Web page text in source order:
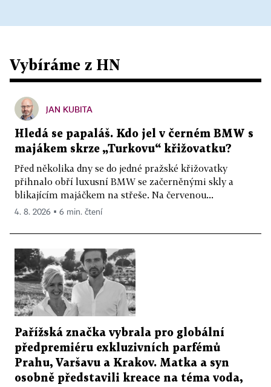
Vybíráme z HN
JAN KUBITA
Hledá se papaláš. Kdo jel v černém BMW s
majákem skrze „Turkovu“ křižovatku?
Před několika dny se do jedné pražské křižovatky
přihnalo obří luxusní BMW se začerněnými skly a
blikajícím majáčkem na střeše. Na červenou...
4. 8. 2026 ▪ 6 min. čtení
Pařížská značka vybrala pro globální
předpremiéru exkluzivních parfémů
Prahu, Varšavu a Krakov. Matka a syn
osobně představili kreace na téma voda,